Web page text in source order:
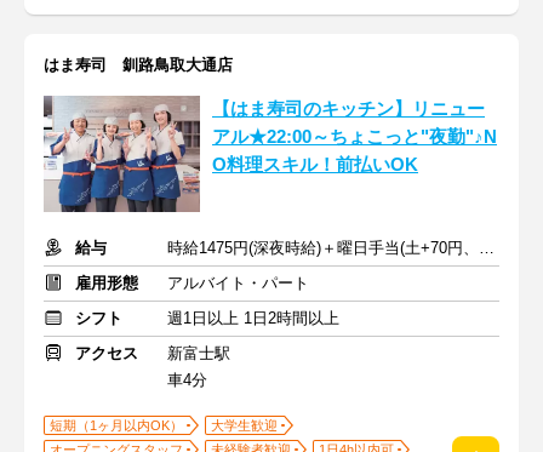
はま寿司 釧路鳥取大通店
【はま寿司のキッチン】リニュー
アル★22:00～ちょこっと"夜勤"♪N
O料理スキル！前払いOK
給与
時給1475円(深夜時給)＋曜日手当(土+70円、日祝+100円)
雇用形態
アルバイト・パート
シフト
週1日以上 1日2時間以上
アクセス
新富士駅
車4分
短期（1ヶ月以内OK）
大学生歓迎